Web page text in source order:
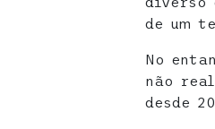
de um
No
não
desde